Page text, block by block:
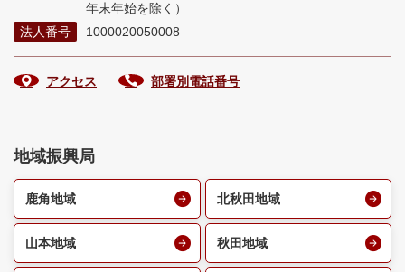
年末年始を除く）
法人番号
1000020050008
アクセス 部署別電話番号
地域振興局
鹿角地域 北秋田地域
山本地域 秋田地域